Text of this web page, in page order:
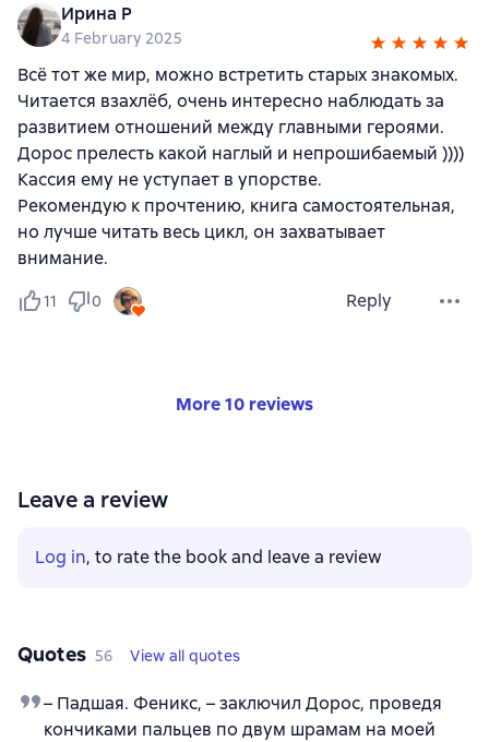
Ирина Р
4 February 2025
Всё тот же мир, можно встретить старых знакомых.
Читается взахлёб, очень интересно наблюдать за
развитием отношений между главными героями.
Дорос прелесть какой наглый и непрошибаемый ))))
Кассия ему не уступает в упорстве.
Рекомендую к прочтению, книга самостоятельная,
но лучше читать весь цикл, он захватывает
внимание.
11 0 Reply
More 10 reviews
Leave a review
Log in, to rate the book and leave a review
Quotes 56 View all quotes
– Падшая. Феникс, – заключил Дорос, проведя
кончиками пальцев по двум шрамам на моей